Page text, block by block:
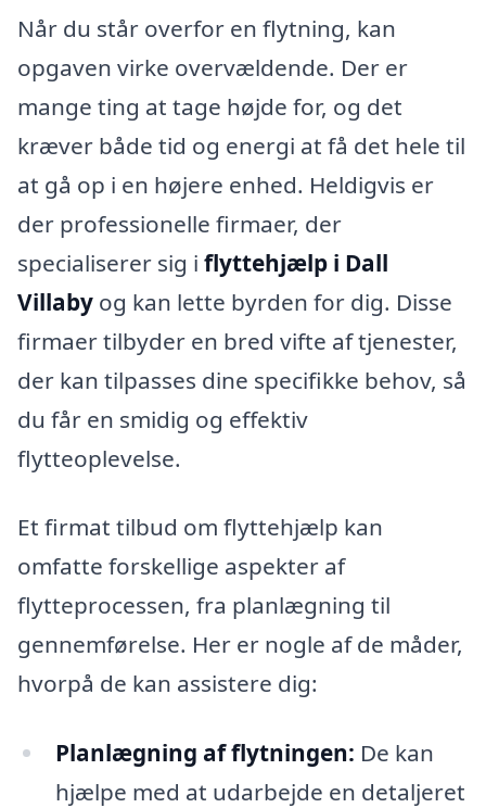
Når du står overfor en flytning, kan
opgaven virke overvældende. Der er
mange ting at tage højde for, og det
kræver både tid og energi at få det hele til
at gå op i en højere enhed. Heldigvis er
der professionelle firmaer, der
specialiserer sig i flyttehjælp i Dall
Villaby og kan lette byrden for dig. Disse
firmaer tilbyder en bred vifte af tjenester,
der kan tilpasses dine specifikke behov, så
du får en smidig og effektiv
flytteoplevelse.
Et firmat tilbud om flyttehjælp kan
omfatte forskellige aspekter af
flytteprocessen, fra planlægning til
gennemførelse. Her er nogle af de måder,
hvorpå de kan assistere dig:
Planlægning af flytningen: De kan
hjælpe med at udarbejde en detaljeret